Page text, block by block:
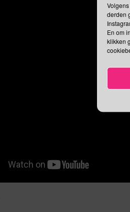
derden
En om
klikken